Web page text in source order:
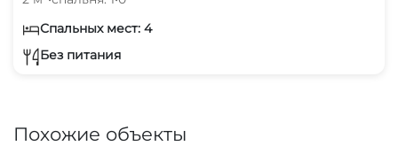
Спальных мест: 4
Без питания
Похожие объекты